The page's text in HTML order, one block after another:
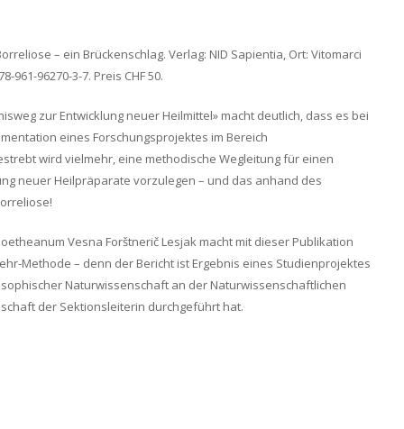
– ein Brückenschlag. Verlag: NID Sapientia, Ort: Vitomarci
961-96270-3-7. Preis CHF 50.
zur Entwicklung neuer Heilmittel» macht deutlich, dass es bei
eines Forschungsprojektes im Bereich
wird vielmehr, eine methodische Wegleitung für einen
neuer Heilpräparate vorzulegen – und das anhand des
Vesna Forštnerič Lesjak macht mit dieser Publikation
Methode – denn der Bericht ist Ergebnis eines Studienprojektes
Naturwissenschaft an der Naturwissenschaftlichen
der Sektionsleiterin durchgeführt hat.